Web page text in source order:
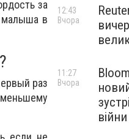
за
малыша в
раз
12:43
Вчора
11:27
Вчора